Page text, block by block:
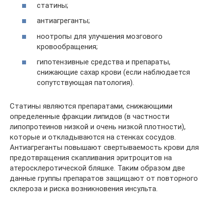
статины;
антиагреганты;
ноотропы для улучшения мозгового
кровообращения;
гипотензивные средства и препараты,
снижающие сахар крови (если наблюдается
сопутствующая патология).
Статины являются препаратами, снижающими
определенные фракции липидов (в частности
липопротеинов низкой и очень низкой плотности),
которые и откладываются на стенках сосудов.
Антиагреганты повышают свертываемость крови для
предотвращения скапливания эритроцитов на
атеросклеротической бляшке. Таким образом две
данные группы препаратов защищают от повторного
склероза и риска возникновения инсульта.